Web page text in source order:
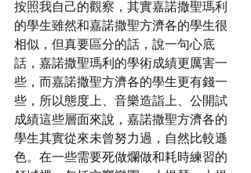
按照我自己的觀察，其實嘉諾撒聖瑪利
的學生雖然和嘉諾撒聖方濟各的學生很
相似，但真要區分的話，說一句心底
話，嘉諾撒聖瑪利的學術成績更厲害一
些，而嘉諾撒聖方濟各的學生更有錢一
些，所以態度上、音樂造詣上、公開試
成績這些層面來說，嘉諾撒聖方濟各的
學生其實從來未曾努力過，自然比較遜
色。在一些需要死做爛做和耗時練習的